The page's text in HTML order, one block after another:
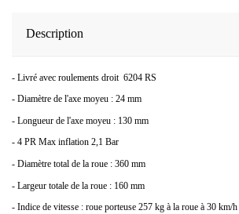
Description
- Livré avec roulements droit 6204 RS
- Diamètre de l'axe moyeu : 24 mm
- Longueur de l'axe moyeu : 130 mm
- 4 PR Max inflation 2,1 Bar
- Diamètre total de la roue : 360 mm
- Largeur totale de la roue : 160 mm
- Indice de vitesse : roue porteuse 257 kg à la roue à 30 km/h